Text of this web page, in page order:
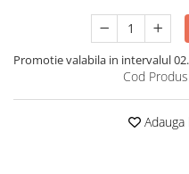
Promotie valabila in intervalul
Cod
Adauga